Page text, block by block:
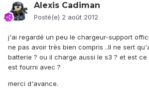
Alexis Cadiman
Posté(e) 2 août 2012
j'ai regardé un peu le chargeur-support
ne pas avoir très bien compris ..Il ne sert
batterie ? ou il charge aussi le s3 ? et est
est fourni avec ?
merci d'avance.